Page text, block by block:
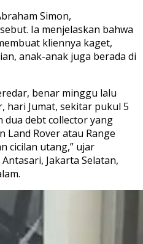
Simon,
Ia menjelaskan bahwa
kliennya kaget,
anak-anak juga berada di
benar minggu lalu
hari Jumat, sekitar pukul 5
dua debt collector yang
Land Rover atau Range
cicilan utang,” ujar
Jakarta Selatan,